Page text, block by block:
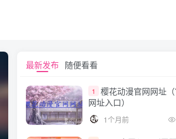
最新发布 随便看看
1
樱花动漫官网网址
网址入口）
1个月前